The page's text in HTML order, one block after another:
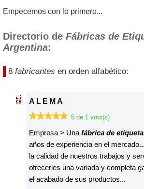
Empecemos con lo primero...
Directorio de Fábricas de
Argentina:
8 fabricantes en orden alfabético:
ALEMA
5 de 1 voto(s)
Empresa > Una fábrica de
años de experiencia en el
la calidad de nuestros trabajos y
ofrecerles una variada y completa
el acabado de sus productos...